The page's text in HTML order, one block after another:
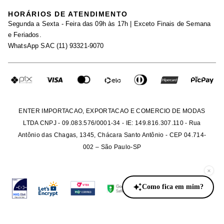
Igualdade Salarial
Requisição de Dados
Minha Conta
Trocas
Fretes e Tarifas
Maternidade
Seja um Afiliado
HORÁRIOS DE ATENDIMENTO
Segunda a Sexta - Feira das 09h às 17h | Exceto Finais de Semana
e Feriados.
WhatsApp SAC (11) 93321-9070
ENTER IMPORTACAO, EXPORTACAO E COMERCIO DE MODAS
LTDA CNPJ - 09.083.576/0001-34 - IE: 149.816.307.110 - Rua
Antônio das Chagas, 1345, Chácara Santo Antônio - CEP 04.714-
002 – São Paulo-SP
×
Como fica em mim?